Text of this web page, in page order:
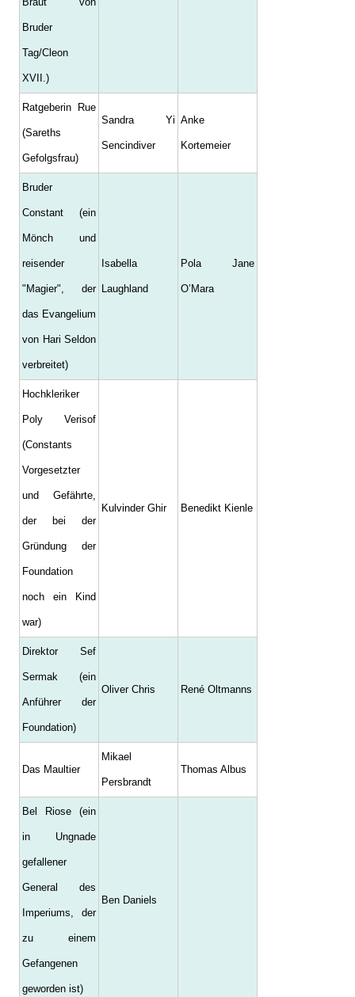
Bruder
Tag/Cleon
XVII.)
Ratgeberin Rue
(Sareths
Gefolgsfrau)
Sandra Yi
Sencindiver
Anke
Kortemeier
Bruder
Constant (ein
Mönch und
reisender
"Magier", der
das Evangelium
von Hari Seldon
verbreitet)
Isabella
Laughland
Pola Jane
O’Mara
Hochkleriker
Poly Verisof
(Constants
Vorgesetzter
und Gefährte,
der bei der
Gründung der
Foundation
noch ein Kind
war)
Kulvinder Ghir Benedikt Kienle
Direktor Sef
Sermak (ein
Anführer der
Foundation)
Oliver Chris René Oltmanns
Das Maultier
Mikael
Persbrandt
Thomas Albus
Bel Riose (ein
in Ungnade
gefallener
General des
Imperiums, der
zu einem
Gefangenen
geworden ist)
Ben Daniels